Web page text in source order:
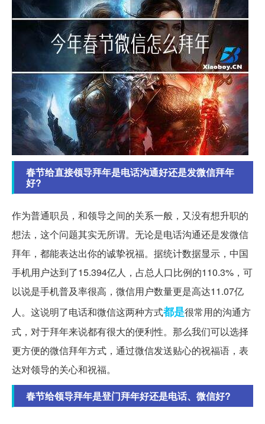
春节给直接领导拜年是电话沟通好还是发微信拜年
好?
作为普通职员，和领导之间的关系一般，又没有想升职的
想法，这个问题其实无所谓。无论是电话沟通还是发微信
拜年，都能表达出你的诚挚祝福。据统计数据显示，中国
手机用户达到了15.394亿人，占总人口比例的110.3%，可
以说是手机普及率很高，微信用户数量更是高达11.07亿
人。这说明了电话和微信这两种方式都是很常用的沟通方
式，对于拜年来说都有很大的便利性。那么我们可以选择
更方便的微信拜年方式，通过微信发送贴心的祝福语，表
达对领导的关心和祝福。
春节给领导拜年是登门拜年好还是电话、微信好?